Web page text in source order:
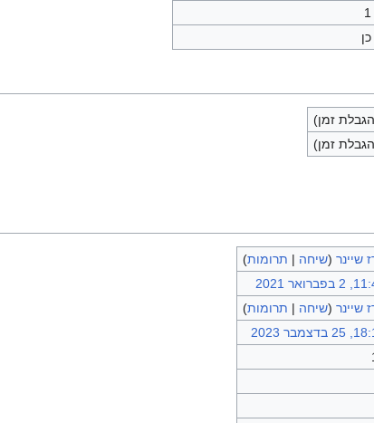
1
כן
זמן)
זמן)
שיינר (שיחה | תרומות)
2021
שיינר (שיחה | תרומות)
בדצמבר 2023